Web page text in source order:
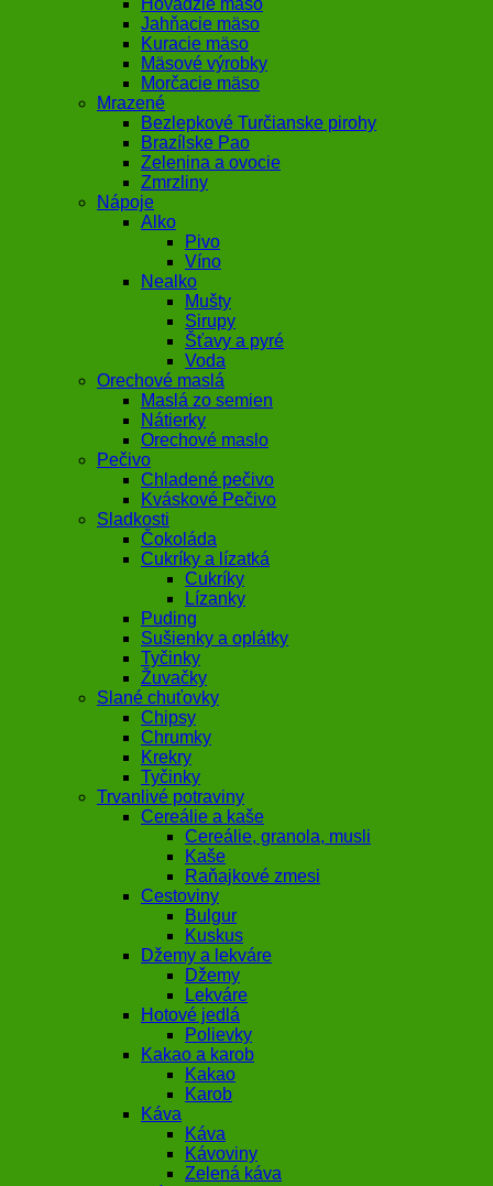
Hovädzie mäso
Jahňacie mäso
Kuracie mäso
Mäsové výrobky
Morčacie mäso
Mrazené
Bezlepkové Turčianske pirohy
Brazílske Pao
Zelenina a ovocie
Zmrzliny
Nápoje
Alko
Pivo
Víno
Nealko
Mušty
Sirupy
Šťavy a pyré
Voda
Orechové maslá
Maslá zo semien
Nátierky
Orechové maslo
Pečivo
Chladené pečivo
Kváskové Pečivo
Sladkosti
Čokoláda
Cukríky a lízatká
Cukríky
Lízanky
Puding
Sušienky a oplátky
Tyčinky
Žuvačky
Slané chuťovky
Chipsy
Chrumky
Krekry
Tyčinky
Trvanlivé potraviny
Cereálie a kaše
Cereálie, granola, musli
Kaše
Raňajkové zmesi
Cestoviny
Bulgur
Kuskus
Džemy a lekváre
Džemy
Lekváre
Hotové jedlá
Polievky
Kakao a karob
Kakao
Karob
Káva
Káva
Kávoviny
Zelená káva